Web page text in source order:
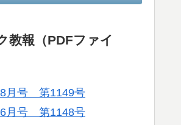
教報（PDFファイ
8月号 第1149号
6月号 第1148号